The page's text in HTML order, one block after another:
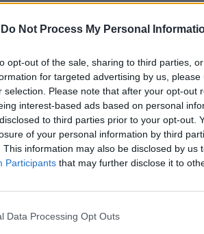
Do Not Process My Personal
opt-out of the sale, sharing to third parties,
for targeted advertising by us,
selection. Please note that after your opt-out
interest-based ads based on personal
to third parties prior to your opt-out.
of your personal information by third
This information may also be disclosed by us
Participants that may further disclose it to
Data Processing Opt Outs
Apre i contenitori della raccolta
di yogurt. È una violazione
comunale. La multa scatta
dividere tra tutti gli inquilini del
Dall'inizio dell'anno sono già
sanzioni da 100 euro l'una per
sbagliata dei rifiuti. E a pagare,
sono tutti gli inquilini in
che il «colpevole» non
e si accolli interamente i 100
gergo gli ispettori ambientali),
Rudy Giuliani a